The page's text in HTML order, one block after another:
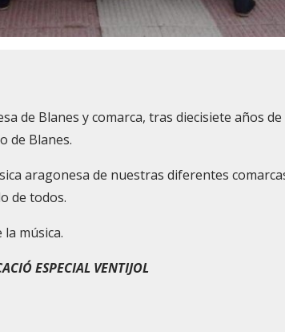
de Blanes y comarca, tras diecisiete años
de Blanes.
aragonesa de nuestras diferentes
de todos.
música.
ESPECIAL VENTIJOL